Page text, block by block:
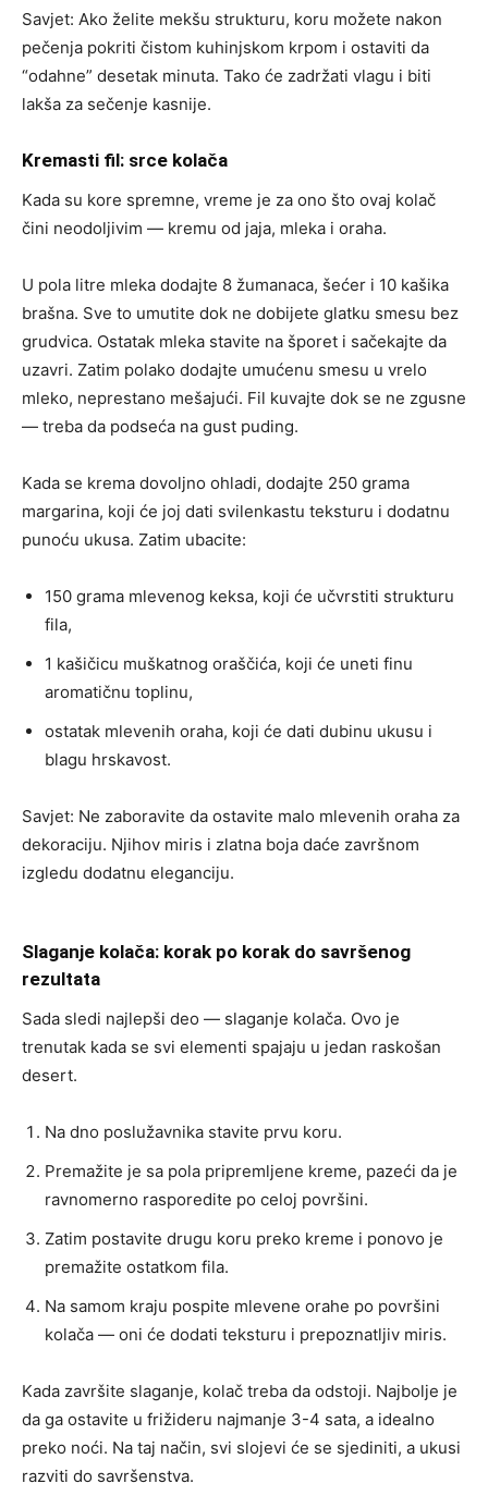
Savjet: Ako želite mekšu strukturu, koru možete nakon
pečenja pokriti čistom kuhinjskom krpom i ostaviti da
“odahne” desetak minuta. Tako će zadržati vlagu i biti
lakša za sečenje kasnije.
Kremasti fil: srce kolača
Kada su kore spremne, vreme je za ono što ovaj kolač
čini neodoljivim — kremu od jaja, mleka i oraha.
U pola litre mleka dodajte 8 žumanaca, šećer i 10 kašika
brašna. Sve to umutite dok ne dobijete glatku smesu bez
grudvica. Ostatak mleka stavite na šporet i sačekajte da
uzavri. Zatim polako dodajte umućenu smesu u vrelo
mleko, neprestano mešajući. Fil kuvajte dok se ne zgusne
— treba da podseća na gust puding.
Kada se krema dovoljno ohladi, dodajte 250 grama
margarina, koji će joj dati svilenkastu teksturu i dodatnu
punoću ukusa. Zatim ubacite:
150 grama mlevenog keksa, koji će učvrstiti strukturu
fila,
1 kašičicu muškatnog oraščića, koji će uneti finu
aromatičnu toplinu,
ostatak mlevenih oraha, koji će dati dubinu ukusu i
blagu hrskavost.
Savjet: Ne zaboravite da ostavite malo mlevenih oraha za
dekoraciju. Njihov miris i zlatna boja daće završnom
izgledu dodatnu eleganciju.
Slaganje kolača: korak po korak do savršenog
rezultata
Sada sledi najlepši deo — slaganje kolača. Ovo je
trenutak kada se svi elementi spajaju u jedan raskošan
desert.
Na dno poslužavnika stavite prvu koru.
Premažite je sa pola pripremljene kreme, pazeći da je
ravnomerno rasporedite po celoj površini.
Zatim postavite drugu koru preko kreme i ponovo je
premažite ostatkom fila.
Na samom kraju pospite mlevene orahe po površini
kolača — oni će dodati teksturu i prepoznatljiv miris.
Kada završite slaganje, kolač treba da odstoji. Najbolje je
da ga ostavite u frižideru najmanje 3-4 sata, a idealno
preko noći. Na taj način, svi slojevi će se sjediniti, a ukusi
razviti do savršenstva.